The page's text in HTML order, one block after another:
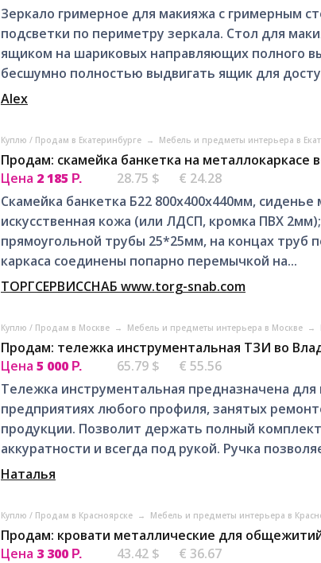
Зеркало гримерное для макияжа с гримерным
подсветки по периметру зеркала. Стол для
ящиком на шариковых направляющих полного
бесшумно полностью выдвигать ящик для
Alex
Куплю / Продам в Екатеринбурге → Мебель и предметы интерьера в
Продам: скамейка банкетка на металлокаркасе
Цена 2 185 Р. 28.75 $
€ 24.28
Скамейка банкетка Б22 800х400х440мм,
искусственная кожа (или ЛДСП, кромка ПВХ
прямоугольной трубы 25*25мм, на концах труб
каркаса соединены попарно перемычкой на...
ТОРГСЕРВИССНАБ www.torg-snab.com
Куплю / Продам в Москве → Мебель и предметы интерьера в Москве →
Продам: тележка инструментальная ТЗИ во
Цена 5 000 Р. 65.79 $
€ 55.56
Тележка инструментальная предназначена для
предприятиях любого профиля, занятых
продукции. Позволит держать полный
аккуратности и всегда под рукой. Ручка
Наталья
Куплю / Продам в Красноярске → Мебель и предметы интерьера в
Продам: кровати металлические для
Цена 3 300 Р. 43.42 $
€ 36.67